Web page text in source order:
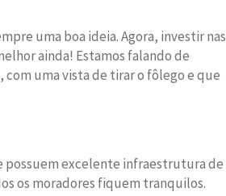
uma boa ideia. Agora, investir nas
ainda! Estamos falando de
com uma vista de tirar o fôlego e que
possuem excelente infraestrutura de
os moradores fiquem tranquilos.